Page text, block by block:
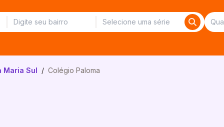
Maria Sul / Colégio Paloma